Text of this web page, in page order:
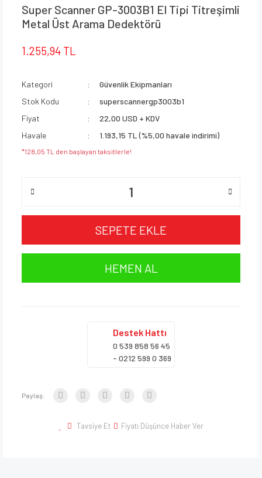
Super Scanner GP-3003B1 El Tipi Titreşimli
Metal Üst Arama Dedektörü
1.255,94 TL
Kategori
Güvenlik Ekipmanları
Stok Kodu
superscannergp3003b1
Fiyat
22,00 USD + KDV
Havale
1.193,15 TL (%5,00 havale indirimi)
*128,05 TL den başlayan taksitlerle!
SEPETE EKLE
HEMEN AL
Destek Hattı
0 539 858 56 45
- 0212 599 0 369
Paylaş:
Tavsiye Et Fiyatı Düşünce Haber Ver